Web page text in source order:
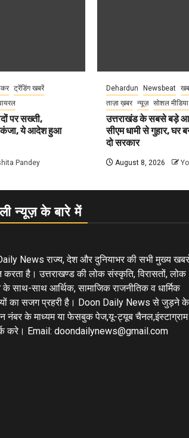
ट्रेंडिंग खबरें
पर सख्ती,
ये आदेश हुआ
Pandey
Dehardun Newsbeat
ताज़ा ख़बर न्यूज़ सोशल
उत्तराखंड के सबसे बड़े
सीएम धामी से गुहार, घर
दो सरकार
August 8, 2026
न्यूज़ के बारे में
News राज्य, देश और दुनियाभर की सभी मुख्य
करता है। उत्तराखण्ड की लोक संस्कृति, विरासतों, लोक
साथ-साथ आर्थिक, सामाजिक राजनीतिक व धार्मिक
का सजग प्रहरी है। Doon Daily News से जुड़ने
नंबर के माध्यम या फेसबुक पेज,यू-ट्यूब
करे। Email: doondailynews@gmail.com